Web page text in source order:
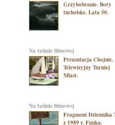
Grzybobranie. Bory
tucholske. Lata 50.
na taśmie filmowej
Prezentacja Chojnic.
Telewizyjny Turniej
Miast.
na taśmie filmowej
Fragment Dziennika TV
z 1989 r. Funka,